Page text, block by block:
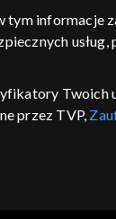
tym informacje
usług,
Twoich
przez TVP,
i ulepszania
źródeł